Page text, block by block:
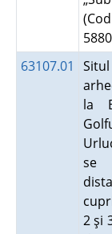
63107.01
Situl
la
se
2 şi